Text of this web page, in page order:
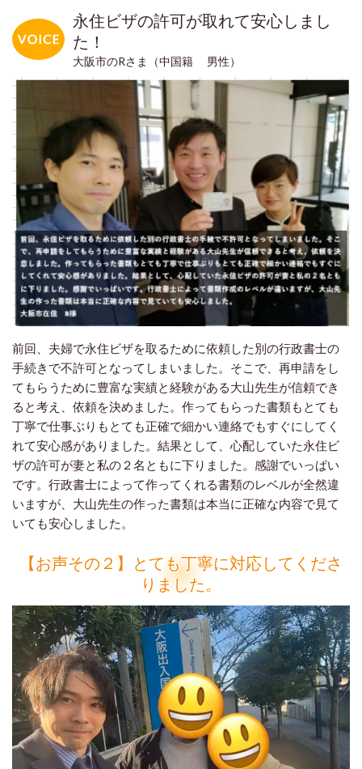
永住ビザの許可が取れて安心しまし
た！
大阪市のRさま（中国籍 男性）
前回、夫婦で永住ビザを取るために依頼した別の行政書士の
手続きで不許可となってしまいました。そこで、再申請をし
てもらうために豊富な実績と経験がある大山先生が信頼でき
ると考え、依頼を決めました。作ってもらった書類もとても
丁寧で仕事ぶりもとても正確で細かい連絡でもすぐにしてく
れて安心感がありました。結果として、心配していた永住ビ
ザの許可が妻と私の２名ともに下りました。感謝でいっぱい
です。行政書士によって作ってくれる書類のレベルが全然違
いますが、大山先生の作った書類は本当に正確な内容で見て
いても安心しました。
【お声その２】とても丁寧に対応してくださ
りました。